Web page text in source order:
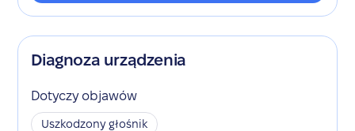
Diagnoza urządzenia
Dotyczy objawów
Uszkodzony głośnik